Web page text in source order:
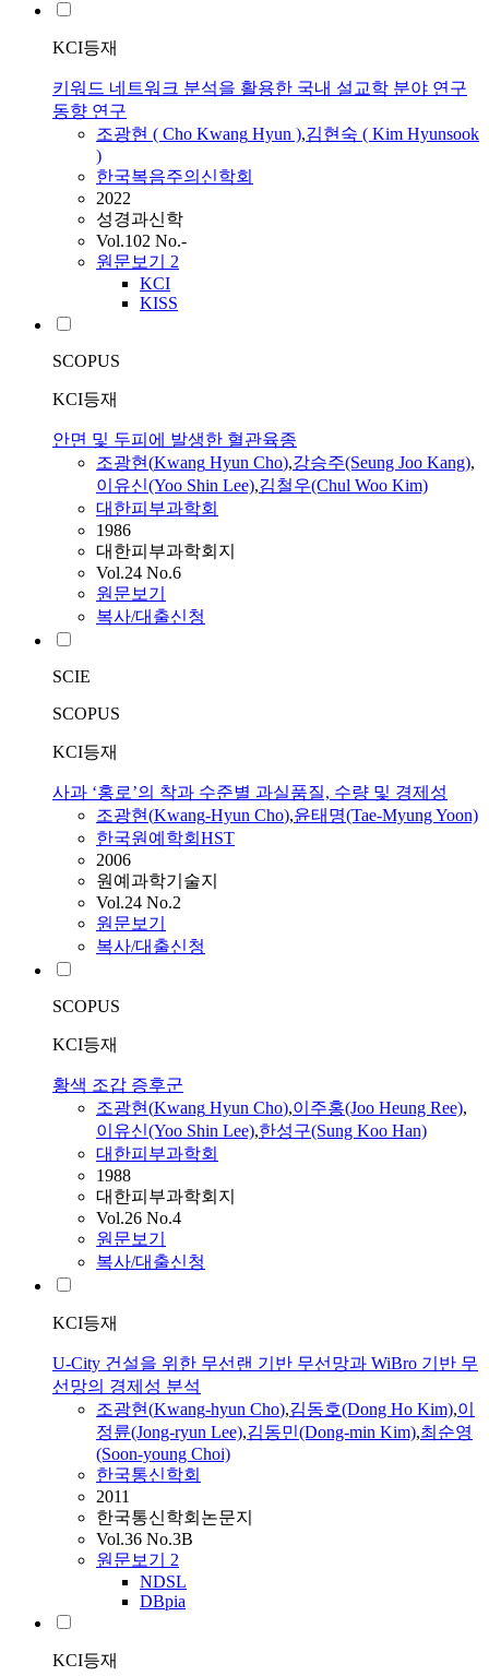
KCI등재
키워드 네트워크 분석을 활용한 국내 설교학 분야 연구
동향 연구
조광현 ( Cho Kwang Hyun ),김현숙 ( Kim Hyunsook
)
한국복음주의신학회
2022
성경과신학
Vol.102 No.-
원문보기 2
KCI
KISS
SCOPUS
KCI등재
안면 및 두피에 발생한 혈관육종
조광현(Kwang Hyun Cho),강승주(Seung Joo Kang),
이유신(Yoo Shin Lee),김철우(Chul Woo Kim)
대한피부과학회
1986
대한피부과학회지
Vol.24 No.6
원문보기
복사/대출신청
SCIE
SCOPUS
KCI등재
사과 ‘홍로’의 착과 수준별 과실품질, 수량 및 경제성
조광현(Kwang-Hyun Cho),윤태명(Tae-Myung Yoon)
한국원예학회HST
2006
원예과학기술지
Vol.24 No.2
원문보기
복사/대출신청
SCOPUS
KCI등재
황색 조갑 증후군
조광현(Kwang Hyun Cho),이주홍(Joo Heung Ree),
이유신(Yoo Shin Lee),한성구(Sung Koo Han)
대한피부과학회
1988
대한피부과학회지
Vol.26 No.4
원문보기
복사/대출신청
KCI등재
U-City 건설을 위한 무선랜 기반 무선망과 WiBro 기반 무
선망의 경제성 분석
조광현(Kwang-hyun Cho),김동호(Dong Ho Kim),이
정륜(Jong-ryun Lee),김동민(Dong-min Kim),최순영
(Soon-young Choi)
한국통신학회
2011
한국통신학회논문지
Vol.36 No.3B
원문보기 2
NDSL
DBpia
KCI등재